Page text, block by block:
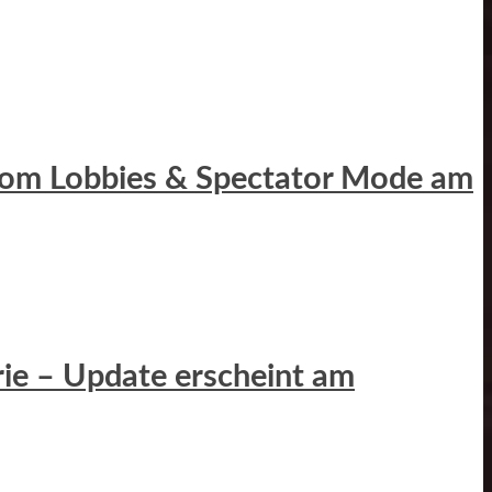
Lobbies & Spectator Mode am
– Update erscheint am